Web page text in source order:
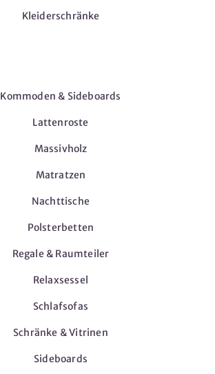
Kleiderschränke
Kommoden & Sideboards
Lattenroste
Massivholz
Matratzen
Nachttische
Polsterbetten
Regale & Raumteiler
Relaxsessel
Schlafsofas
Schränke & Vitrinen
Sideboards